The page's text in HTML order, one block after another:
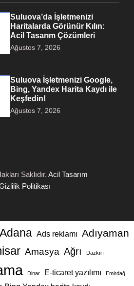
Suluova’da İşletmenizi
Haritalarda Görünür Kılın:
Acil Tasarım Çözümleri
Ağustos 7, 2026
Suluova İşletmenizi Google,
Bing, Yandex Harita Kaydı ile
Keşfedin!
Ağustos 7, 2026
Saklıdır. Acil Tasarım
Politikası
Adana Ads reklamı Adıyaman
Amasya Ağrı Dazkırı
Dinar E-ticaret yazılımı Emirdağ